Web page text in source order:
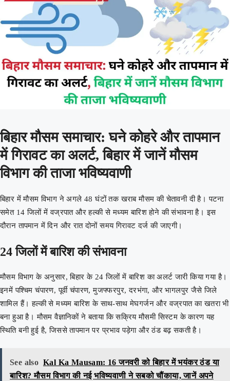
बिहार मौसम समाचार: घने कोहरे और तापमान
में गिरावट का अलर्ट, बिहार में जानें मौसम
विभाग की ताजा भविष्यवाणी
बिहार में मौसम विभाग ने अगले 48 घंटों तक खराब मौसम की चेतावनी दी है। पटना
समेत 14 जिलों में वज्रपात और हल्की से मध्यम बारिश होने की संभावना है। इस
दौरान तापमान में दिन और रात दोनों समय गिरावट दर्ज की जाएगी।
24 जिलों में बारिश की संभावना
मौसम विभाग के अनुसार, बिहार के 24 जिलों में बारिश का अलर्ट जारी किया गया है।
इनमें पश्चिम चंपारण, पूर्वी चंपारण, मुजफ्फरपुर, दरभंगा, और भागलपुर जैसे जिले
शामिल हैं। हल्की से मध्यम बारिश के साथ-साथ मेघगर्जन और वज्रपात का खतरा भी
बना हुआ है। मौसम वैज्ञानिकों ने बताया कि सक्रिय मौसमी सिस्टम के कारण यह
स्थिति बनी हुई है, जिससे तापमान पर प्रभाव पड़ेगा और ठंड बढ़ सकती है।
See also Kal Ka Mausam: 16 जनवरी को बिहार में भयंकर ठंड या
बारिश? मौसम विभाग की नई भविष्यवाणी ने सबको चौंकाया, जानें अपने